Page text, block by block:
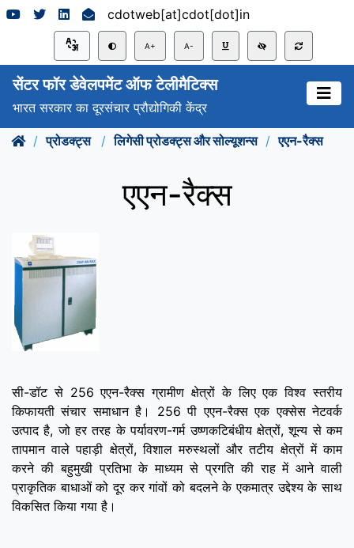
cdotweb[at]cdot[dot]in
A+ A-
सेंटर फॉर डेवेलपमेंट ऑफ टेलीमैटिक्स
भारत सरकार का दूरसंचार प्रौद्योगिकी केंद्र
प्रोडक्ट्स लिगेसी प्रोडक्ट्स और सोल्यूशन्स एएन-रैक्‍स
एएन-रैक्‍स
सी-डॉट से 256 एएन-रैक्‍स ग्रामीण क्षेत्रों के लिए एक विश्व स्तरीय
किफायती संचार समाधान है। 256 पी एएन-रैक्‍स एक एक्सेस नेटवर्क
उत्पाद है, जो हर तरह के पर्यावरण-गर्म उष्णकटिबंधीय क्षेत्रों, शून्‍य से कम
तापमान वाले पहाड़ी क्षेत्रों, विशाल मरुस्‍थलों और तटीय क्षेत्रों में काम
करने की बहुमुखी प्रतिभा के माध्‍यम से प्रगति की राह में आने वाली
प्राकृतिक बाधाओं को दूर कर गांवों को बदलने के एकमात्र उद्देश्य के साथ
विकसित किया गया है।